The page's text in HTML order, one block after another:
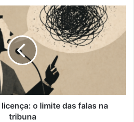
o limite das falas na
tribuna